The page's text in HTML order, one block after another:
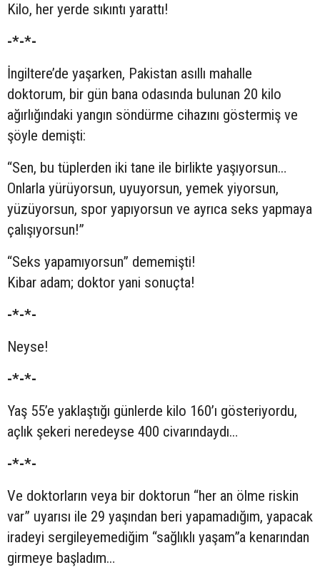
Kilo, her yerde sıkıntı yarattı!
-*-*-
İngiltere’de yaşarken, Pakistan asıllı mahalle
doktorum, bir gün bana odasında bulunan 20 kilo
ağırlığındaki yangın söndürme cihazını göstermiş ve
şöyle demişti:
“Sen, bu tüplerden iki tane ile birlikte yaşıyorsun…
Onlarla yürüyorsun, uyuyorsun, yemek yiyorsun,
yüzüyorsun, spor yapıyorsun ve ayrıca seks yapmaya
çalışıyorsun!”
“Seks yapamıyorsun” dememişti!
Kibar adam; doktor yani sonuçta!
-*-*-
Neyse!
-*-*-
Yaş 55’e yaklaştığı günlerde kilo 160’ı gösteriyordu,
açlık şekeri neredeyse 400 civarındaydı…
-*-*-
Ve doktorların veya bir doktorun “her an ölme riskin
var” uyarısı ile 29 yaşından beri yapamadığım, yapacak
iradeyi sergileyemediğim “sağlıklı yaşam”a kenarından
girmeye başladım…